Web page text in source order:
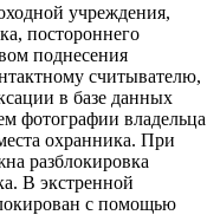
учреждения,
постороннего
поднесения
считывателю,
в базе данных
фотографии владельца
охранника. При
разблокировка
В экстренной
с помощью